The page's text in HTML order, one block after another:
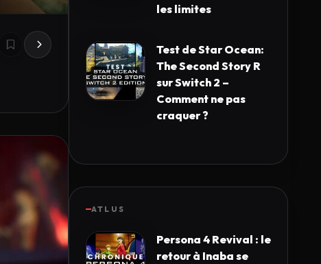
les limites
Test de Star Ocean:
The Second Story R
sur Switch 2 –
Comment ne pas
craquer ?
ATLUS
Persona 4 Revival : le
retour à Inaba se